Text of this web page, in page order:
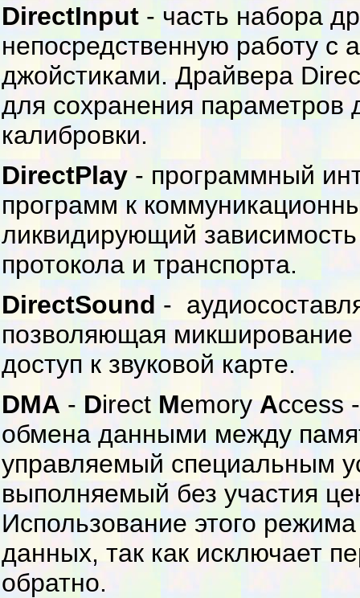
DirectInput - часть набора
непосредственную работу
джойстиками. Драйвера
для сохранения параметров
калибровки.
DirectPlay - программный
программ к
ликвидирующий зависимость
протокола и транспорта.
DirectSound -
позволяющая
доступ к звуковой карте.
DMA - Direct Memory Access
обмена данными между
управляемый специальным
выполняемый без участия
Использование этого
данных, так как исключает
обратно.